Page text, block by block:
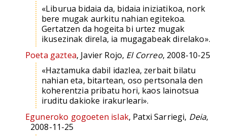
«Liburua bidaia da, bidaia iniziatikoa, nork
bere mugak aurkitu nahian egitekoa.
Gertatzen da hogeita bi urtez mugak
ikusezinak direla, ia mugagabeak direlako».
Poeta gaztea, Javier Rojo, El Correo, 2008-10-25
«Haztamuka dabil idazlea, zerbait bilatu
nahian eta, bitartean, oso pertsonala den
koherentzia pribatu hori, kaos lainotsua
iruditu dakioke irakurleari».
Eguneroko gogoeten islak, Patxi Sarriegi, Deia,
2008-11-25